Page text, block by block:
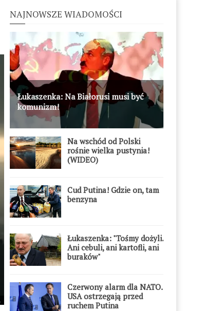
NAJNOWSZE WIADOMOŚCI
Łukaszenka: Na Białorusi musi być
komunizm!
Na wschód od Polski
rośnie wielka pustynia!
(WIDEO)
Cud Putina! Gdzie on, tam
benzyna
Łukaszenka: "Tośmy dożyli.
Ani cebuli, ani kartofli, ani
buraków"
Czerwony alarm dla NATO.
USA ostrzegają przed
ruchem Putina